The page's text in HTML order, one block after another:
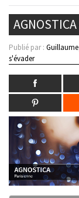
Publié par : Guillaume
s'évader